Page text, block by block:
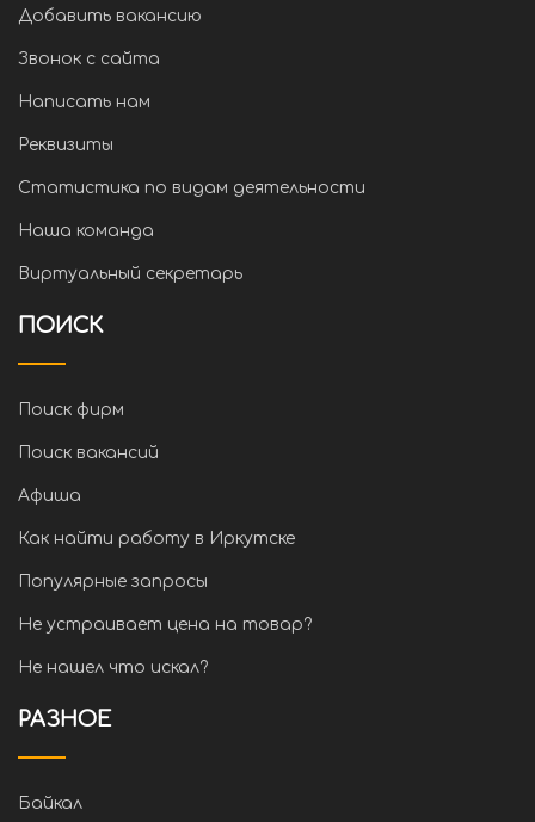
Добавить вакансию
Звонок с сайта
Написать нам
Реквизиты
Статистика по видам деятельности
Наша команда
Виртуальный секретарь
ПОИСК
Поиск фирм
Поиск вакансий
Афиша
Как найти работу в Иркутске
Популярные запросы
Не устраивает цена на товар?
Не нашел что искал?
РАЗНОЕ
Байкал